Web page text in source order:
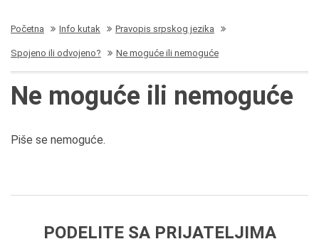
Početna Info kutak Pravopis srpskog jezika
Spojeno ili odvojeno? Ne moguće ili nemoguće
Ne moguće ili nemoguće
Piše se nemoguće.
PODELITE SA PRIJATELJIMA